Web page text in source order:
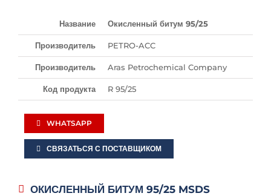
Название Окисленный битум 95/25
Производитель PETRO-ACC
Производитель Aras Petrochemical Company
Код продукта R 95/25
WHATSAPP
СВЯЗАТЬСЯ С ПОСТАВЩИКОМ
ОКИСЛЕННЫЙ БИТУМ 95/25 MSDS